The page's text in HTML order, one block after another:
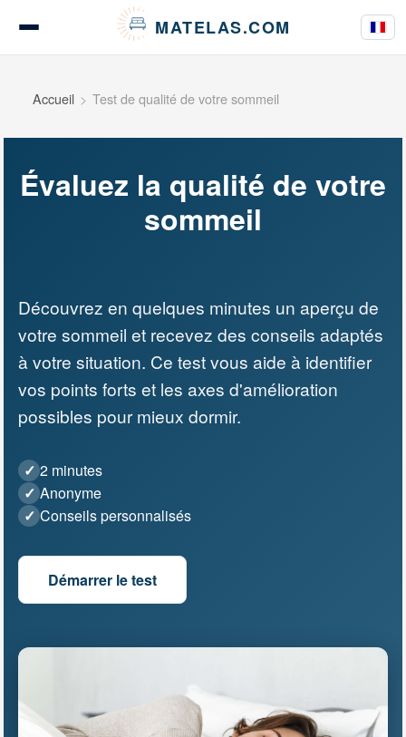
MATELAS.COM
Tests & Avis Matelas
Tests Literie
Conseils
Outils & simulateurs
Accueil Test de qualité de votre sommeil
Évaluez la qualité de votre
sommeil
Découvrez en quelques minutes un aperçu de
votre sommeil et recevez des conseils adaptés
à votre situation. Ce test vous aide à identifier
vos points forts et les axes d'amélioration
possibles pour mieux dormir.
✓ 2 minutes
✓ Anonyme
✓ Conseils personnalisés
Démarrer le test
Panneau de gestion des cookies